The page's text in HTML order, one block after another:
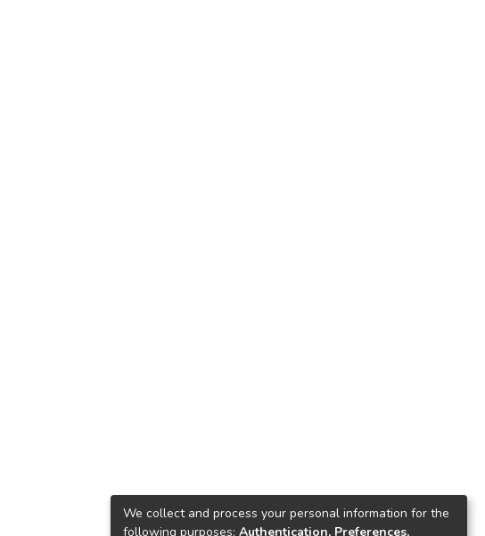
We collect and process your personal information for the
following purposes: Authentication, Preferences,